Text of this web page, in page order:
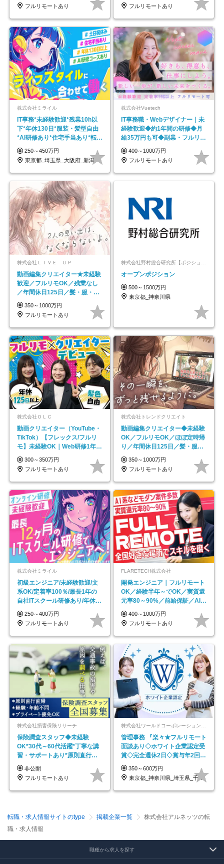
フルリモートあり
フルリモートあり
株式会社ミライル
IT事務*未経験歓迎*残業10h以
下*年休130日*服装・髪型自由
*AI研修あり*住宅手当あり*転勤
なし
250～450万円
東京都_埼玉県_大阪府_新潟県_福岡県
株式会社Vuetech
IT事務職・Webデザイナー｜未
経験歓迎◆約1年間の研修◆月
給35万円も可◆副業・フルリモ
ート可◆年休126日
400～1000万円
フルリモートあり
株式会社ＬＩＶＥ ＵＰ
動画編集クリエイター★未経験
歓迎／フルリモOK／残業なし
／年間休日125日／髪・服・ネ
イル自由／研修充実で安心
350～1000万円
フルリモートあり
オープンポジション
500～1500万円
東京都_神奈川県
株式会社ＯＬＣ
動画クリエイター（YouTube・
TikTok）【フレックス/フルリ
モ】未経験OK｜Web研修1年間
｜副業OK
300～350万円
フルリモートあり
株式会社トレンドクリエイト
動画編集クリエイター◆未経験
OK／フルリモOK／ほぼ定時帰
り／年間休日125日／髪・服・
ネイル自由／副業OK
350～1000万円
フルリモートあり
株式会社ミライル
初級エンジニア/未経験歓迎/文
系OK/定着率100％/最長1年の
自社ITスクール研修あり/年休
130日
250～400万円
フルリモートあり
FLARETECH株式会社
開発エンジニア｜フルリモート
OK／経験半年～でOK／実質還
元率80～90%／前給保証／AI系
など最先端案件多数
400～1000万円
フルリモートあり
株式会社損害保険リサーチ
保険調査スタッフ◆未経験
OK*30代～60代活躍*丁寧な講
習・サポートあり*原則直行直
帰／全国募集・業務委託
非公開
フルリモートあり
管理事務 『楽々★フルリモート
面談あり◇ホワイト企業認定受
賞◇完全週休2日◇賞与年2回
/p13
350～600万円
東京都_神奈川県_埼玉県_千葉県_大阪府…
転職・求人情報サイトのtype 掲載企業一覧
株式会社アルネッツの転
職・求人情報
職種から求人を探す